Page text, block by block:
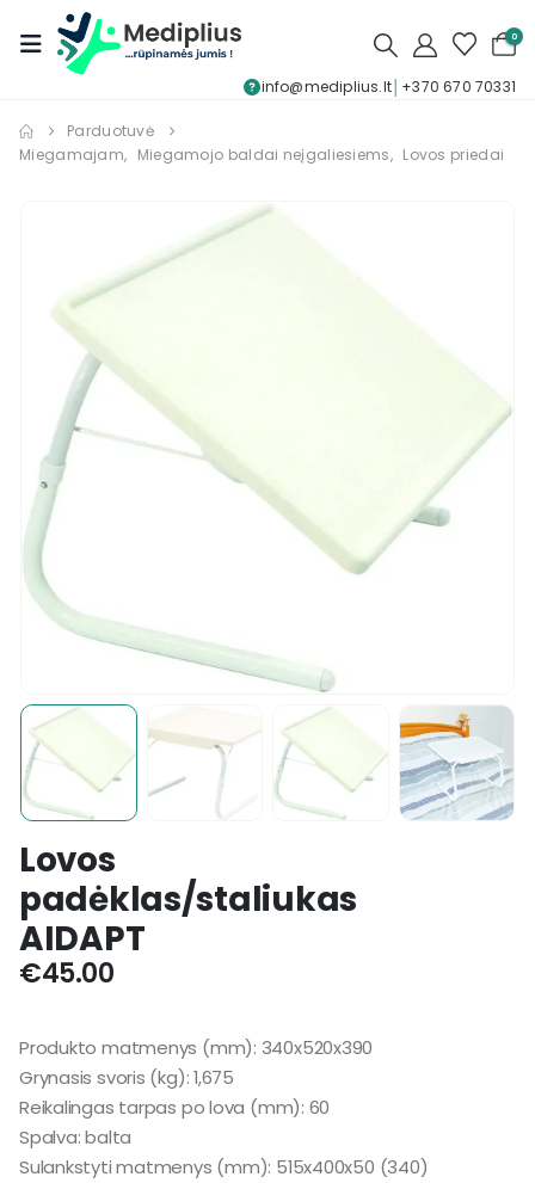
0
info@mediplius.lt│ +370 670 70331
Parduotuvė
Miegamajam, Miegamojo baldai neįgaliesiems, Lovos priedai
Lovos
padėklas/staliukas
AIDAPT
€45.00
Produkto matmenys (mm): 340x520x390
Grynasis svoris (kg): 1,675
Reikalingas tarpas po lova (mm): 60
Spalva: balta
Sulankstyti matmenys (mm): 515x400x50 (340)